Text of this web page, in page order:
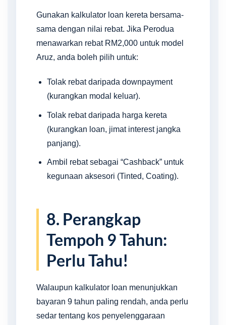
Gunakan kalkulator loan kereta bersama-
sama dengan nilai rebat. Jika Perodua
menawarkan rebat RM2,000 untuk model
Aruz, anda boleh pilih untuk:
Tolak rebat daripada downpayment
(kurangkan modal keluar).
Tolak rebat daripada harga kereta
(kurangkan loan, jimat interest jangka
panjang).
Ambil rebat sebagai “Cashback” untuk
kegunaan aksesori (Tinted, Coating).
8. Perangkap
Tempoh 9 Tahun:
Perlu Tahu!
Walaupun kalkulator loan menunjukkan
bayaran 9 tahun paling rendah, anda perlu
sedar tentang kos penyelenggaraan